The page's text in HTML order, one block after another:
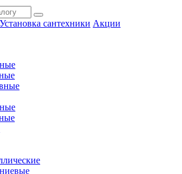
Установка сантехники Акции